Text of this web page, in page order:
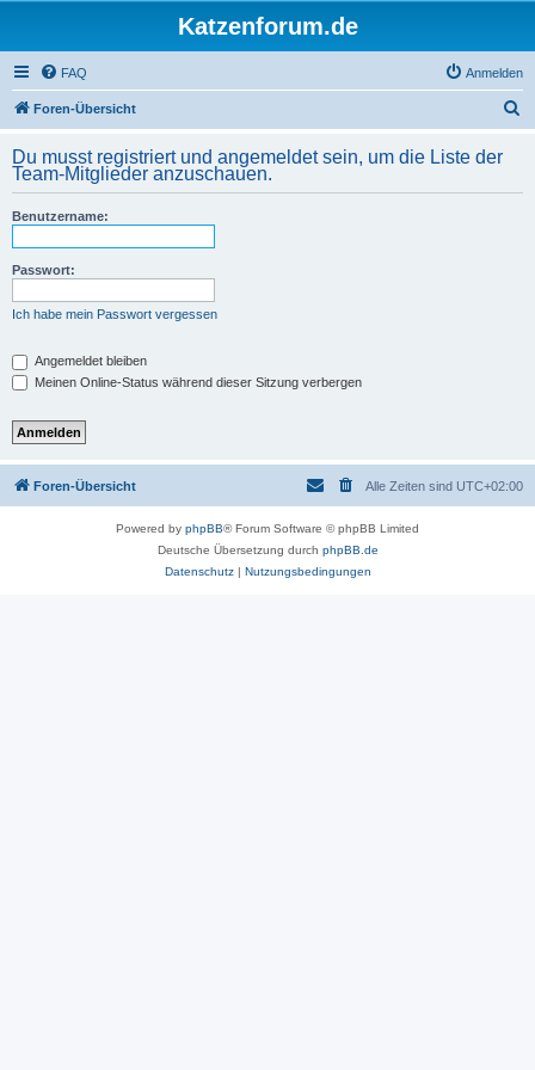
Katzenforum.de
FAQ Anmelden
Foren-Übersicht
h
Du musst registriert und angemeldet sein, um die Liste der
Team-Mitglieder anzuschauen.
Benutzername:
Passwort:
Ich habe mein Passwort vergessen
Angemeldet bleiben
Meinen Online-Status während dieser Sitzung verbergen
Foren-Übersicht Alle Zeiten sind UTC+02:00
Powered by phpBB® Forum Software © phpBB Limited
Deutsche Übersetzung durch phpBB.de
Datenschutz| Nutzungsbedingungen